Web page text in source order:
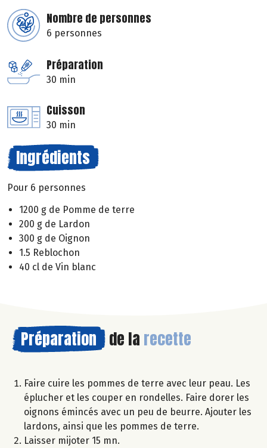
Nombre de personnes
6 personnes
Préparation
30 min
Cuisson
30 min
Ingrédients
Pour 6 personnes
1200 g de Pomme de terre
200 g de Lardon
300 g de Oignon
1.5 Reblochon
40 cl de Vin blanc
Préparation de la recette
Faire cuire les pommes de terre avec leur peau. Les
éplucher et les couper en rondelles. Faire dorer les
oignons émincés avec un peu de beurre. Ajouter les
lardons, ainsi que les pommes de terre.
Laisser mijoter 15 mn.